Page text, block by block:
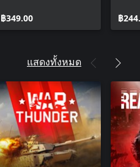
฿349.00 ฿
แสดงทั้งหมด